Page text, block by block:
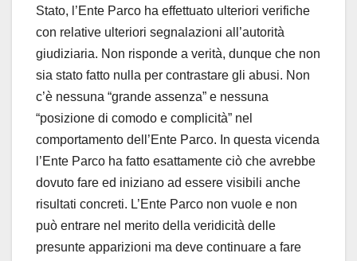
Stato, l’Ente Parco ha effettuato ulteriori verifiche
con relative ulteriori segnalazioni all’autorità
giudiziaria. Non risponde a verità, dunque che non
sia stato fatto nulla per contrastare gli abusi. Non
c’è nessuna “grande assenza” e nessuna
“posizione di comodo e complicità” nel
comportamento dell’Ente Parco. In questa vicenda
l’Ente Parco ha fatto esattamente ciò che avrebbe
dovuto fare ed iniziano ad essere visibili anche
risultati concreti. L’Ente Parco non vuole e non
può entrare nel merito della veridicità delle
presunte apparizioni ma deve continuare a fare